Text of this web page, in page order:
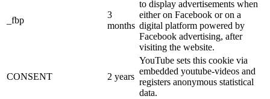
_fbp
3
months
to display advertisements when
either on Facebook or on a
digital platform powered by
Facebook advertising, after
visiting the website.
CONSENT 2 years
YouTube sets this cookie via
embedded youtube-videos and
registers anonymous statistical
data.